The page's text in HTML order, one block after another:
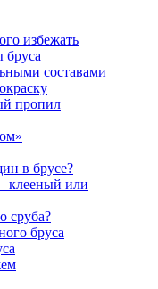
избежать
бруса
составами
пропил
в брусе?
клееный или
сруба?
бруса